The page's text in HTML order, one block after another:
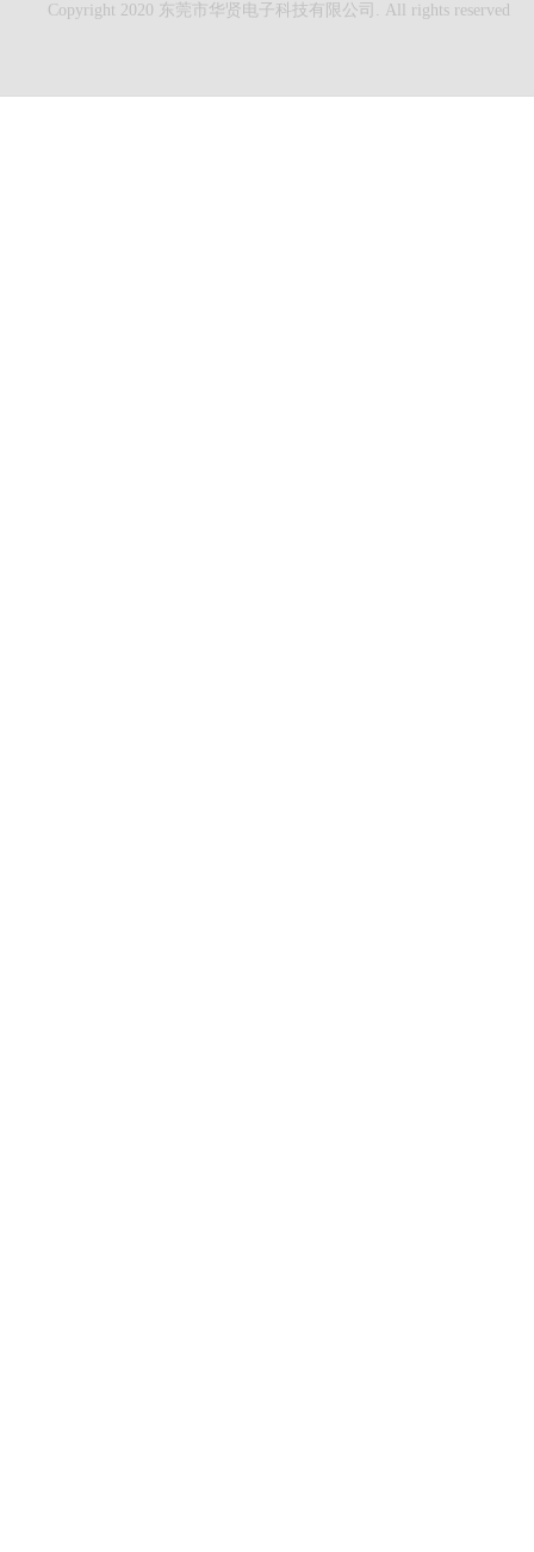
Copyright 2020 东莞市华贤电子科技有限公司. All rights reserved